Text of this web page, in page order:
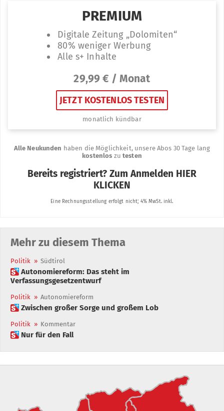
Mehr zu diesem Thema
Politik » Südtirol
 Autonomiereform: Das steht im
Verfassungsgesetzentwurf
Politik » Autonomiereform
 Zwischen großer Sorge und großem Lob
Politik » Kommentar
 Nur für den Fall